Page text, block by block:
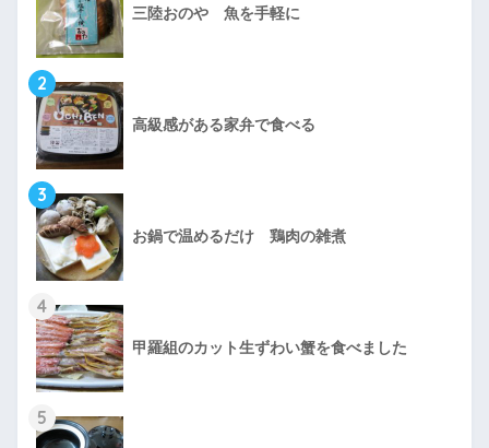
三陸おのや 魚を手軽に
2
高級感がある家弁で食べる
3
お鍋で温めるだけ 鶏肉の雑煮
4
甲羅組のカット生ずわい蟹を食べました
5